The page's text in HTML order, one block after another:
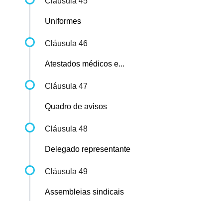
Uniformes
Cláusula 46
Atestados médicos e...
Cláusula 47
Quadro de avisos
Cláusula 48
Delegado representante
Cláusula 49
Assembleias sindicais